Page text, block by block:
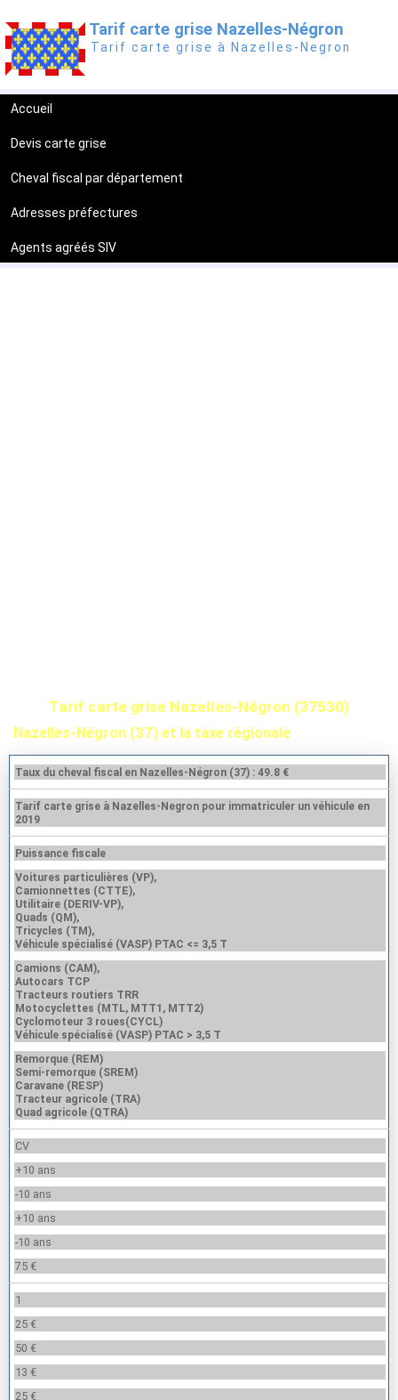
Tarif carte grise Nazelles-Négron
Tarif carte grise à Nazelles-Negron
Accueil
Devis carte grise
Cheval fiscal par département
Adresses préfectures
Agents agréés SIV
Tarif carte grise Nazelles-Négron (37530)
Nazelles-Négron (37) et la taxe régionale
Taux du cheval fiscal en Nazelles-Négron (37) : 49.8 €
Tarif carte grise à Nazelles-Negron pour immatriculer un véhicule en
2019
Puissance fiscale
Voitures particulières (VP),
Camionnettes (CTTE),
Utilitaire (DERIV-VP),
Quads (QM),
Tricycles (TM),
Véhicule spécialisé (VASP) PTAC <= 3,5 T
Camions (CAM),
Autocars TCP
Tracteurs routiers TRR
Motocyclettes (MTL, MTT1, MTT2)
Cyclomoteur 3 roues(CYCL)
Véhicule spécialisé (VASP) PTAC > 3,5 T
Remorque (REM)
Semi-remorque (SREM)
Caravane (RESP)
Tracteur agricole (TRA)
Quad agricole (QTRA)
CV
+10 ans
-10 ans
+10 ans
-10 ans
75 €
1
25 €
50 €
13 €
25 €